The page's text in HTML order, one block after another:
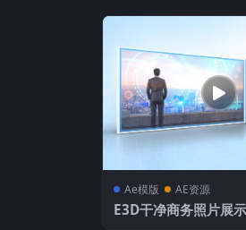
Ae模版 AE资源
E3D干净商务照片展